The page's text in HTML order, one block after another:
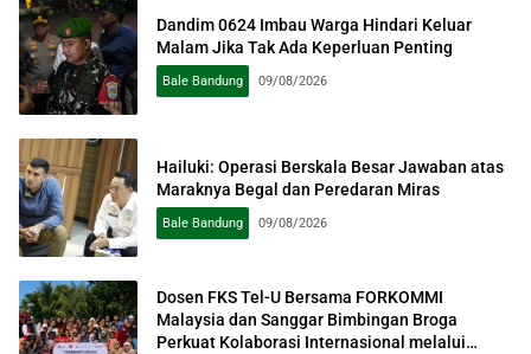
Dandim 0624 Imbau Warga Hindari Keluar
Malam Jika Tak Ada Keperluan Penting
Bale Bandung 09/08/2026
Hailuki: Operasi Berskala Besar Jawaban atas
Maraknya Begal dan Peredaran Miras
Bale Bandung 09/08/2026
Dosen FKS Tel-U Bersama FORKOMMI
Malaysia dan Sanggar Bimbingan Broga
Perkuat Kolaborasi Internasional melalui